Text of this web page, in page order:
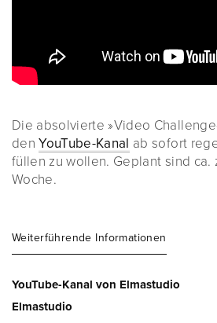
Die absolvierte »Video
denYouTube-Kanal ab sofort
füllen zu wollen. Geplant sind ca.
Woche.
Weiterführende Informationen
YouTube-Kanal von Elmastudio
Elmastudio